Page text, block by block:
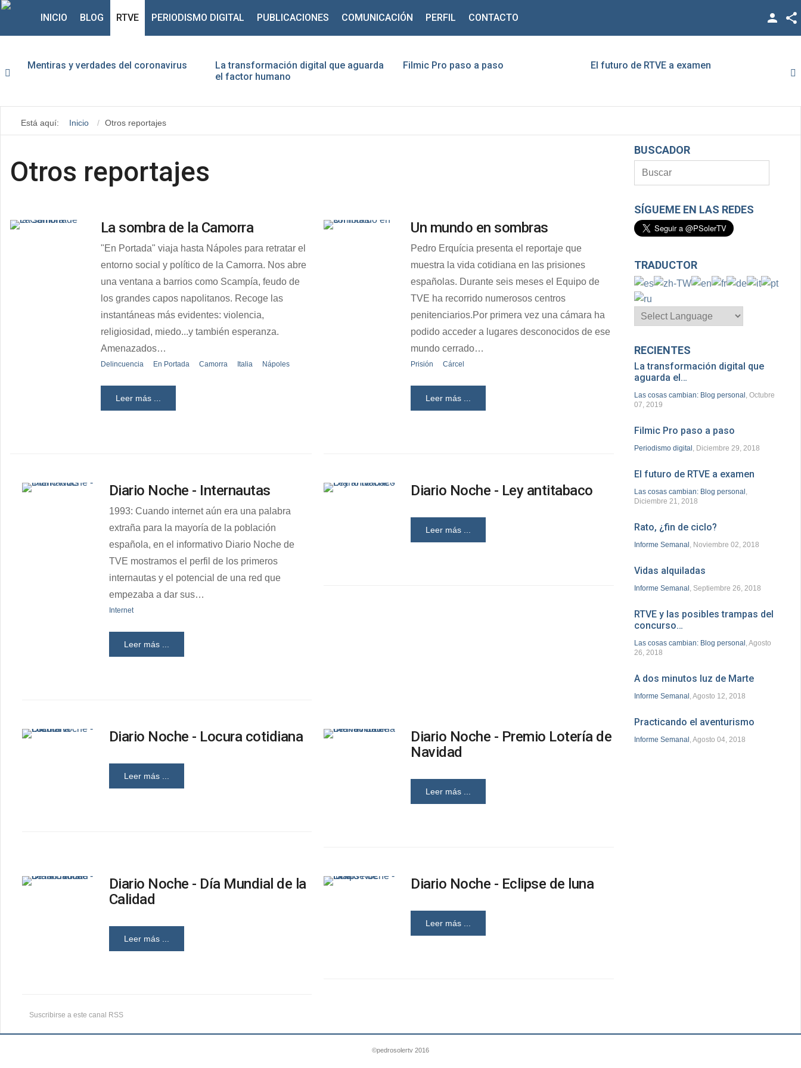
LinkedIn
Vimeo
Google +
INICIO BLOG RTVE PERIODISMO DIGITAL PUBLICACIONES COMUNICACIÓN PERFIL CONTACTO
Mentiras y verdades del coronavirus
La transformación digital que aguarda
el factor humano
Filmic Pro paso a paso El futuro de RTVE a examen
Está aquí: Inicio Otros reportajes
Otros reportajes
La sombra de la Camorra
"En Portada" viaja hasta Nápoles para retratar el
entorno social y político de la Camorra. Nos abre
una ventana a barrios como Scampía, feudo de
los grandes capos napolitanos. Recoge las
instantáneas más evidentes: violencia,
religiosidad, miedo...y también esperanza.
Amenazados…
Delincuencia En Portada Camorra Italia Nápoles
Leer más ...
Un mundo en sombras
Pedro Erquícia presenta el reportaje que
muestra la vida cotidiana en las prisiones
españolas. Durante seis meses el Equipo de
TVE ha recorrido numerosos centros
penitenciarios.Por primera vez una cámara ha
podido acceder a lugares desconocidos de ese
mundo cerrado…
Prisión Cárcel
Leer más ...
Diario Noche - Internautas
1993: Cuando internet aún era una palabra
extraña para la mayoría de la población
española, en el informativo Diario Noche de
TVE mostramos el perfil de los primeros
internautas y el potencial de una red que
empezaba a dar sus…
Internet
Leer más ...
Diario Noche - Ley antitabaco
Leer más ...
Diario Noche - Locura cotidiana
Leer más ...
Diario Noche - Premio Lotería de
Navidad
Leer más ...
Diario Noche - Día Mundial de la
Calidad
Leer más ...
Diario Noche - Eclipse de luna
Leer más ...
Suscribirse a este canal RSS
BUSCADOR
SÍGUEME EN LAS REDES
TRADUCTOR
RECIENTES
La transformación digital que
aguarda el…
Las cosas cambian: Blog personal , Octubre
07, 2019
Filmic Pro paso a paso
Periodismo digital , Diciembre 29, 2018
El futuro de RTVE a examen
Las cosas cambian: Blog personal ,
Diciembre 21, 2018
Rato, ¿fin de ciclo?
Informe Semanal , Noviembre 02, 2018
Vidas alquiladas
Informe Semanal , Septiembre 26, 2018
RTVE y las posibles trampas del
concurso…
Las cosas cambian: Blog personal , Agosto
26, 2018
A dos minutos luz de Marte
Informe Semanal , Agosto 12, 2018
Practicando el aventurismo
Informe Semanal , Agosto 04, 2018
©pedrosolertv 2016
¿Recordar contraseña? ¿Recordar usuario?